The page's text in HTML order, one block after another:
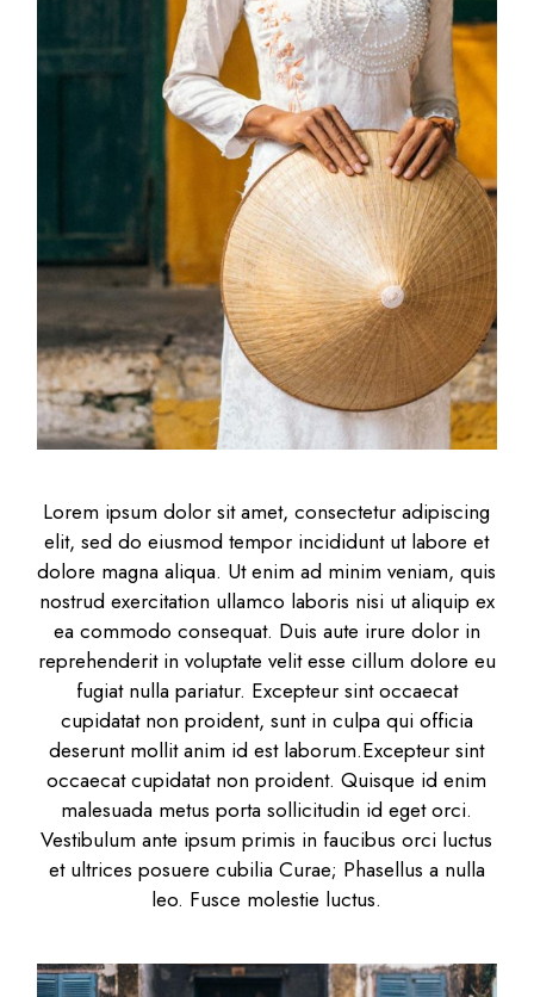
Lorem ipsum dolor sit amet, consectetur adipiscing
elit, sed do eiusmod tempor incididunt ut labore et
dolore magna aliqua. Ut enim ad minim veniam, quis
nostrud exercitation ullamco laboris nisi ut aliquip ex
ea commodo consequat. Duis aute irure dolor in
reprehenderit in voluptate velit esse cillum dolore eu
fugiat nulla pariatur. Excepteur sint occaecat
cupidatat non proident, sunt in culpa qui officia
deserunt mollit anim id est laborum.Excepteur sint
occaecat cupidatat non proident. Quisque id enim
malesuada metus porta sollicitudin id eget orci.
Vestibulum ante ipsum primis in faucibus orci luctus
et ultrices posuere cubilia Curae; Phasellus a nulla
leo. Fusce molestie luctus.